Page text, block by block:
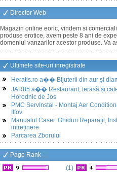
Director Web
Magazin online eoric, vindem si
produse erotice, avem peste 8 ani de
domeniul vanzarilor acestor produse. Va
Ultimele site-uri inregistrate
Heratis.ro a�� Bijuterii din aur și
JAR85 a�� Restaurant, terasă și
Horodnic de Jos
PMC ServInstal - Montaj Aer
Ilfov
Manualul Casei: Ghiduri Reparații,
intreținere
Parcarea Zborului
Page Rank
(1)